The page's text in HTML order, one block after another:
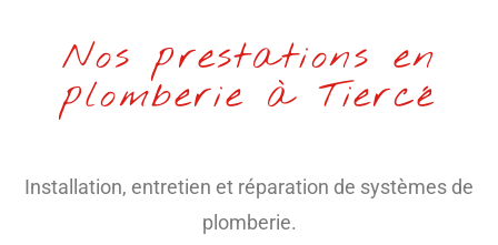
Nos prestations en
plomberie à Tiercé
Installation, entretien et réparation de systèmes de
plomberie.